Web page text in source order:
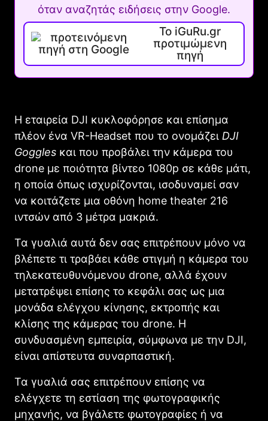
όταν αναζητάς ειδήσεις στην Google.
Το iGuRu.gr
προτιμώμενη
πηγή
Η εταιρεία DJI κυκλοφόρησε και επίσημα
πλέον ένα VR-Headset που το ονομάζει DJI
Goggles και που προβάλει την κάμερα του
drone με ποιότητα βίντεο 1080p σε κάθε μάτι,
η οποία όπως ισχυρίζονται, ισοδυναμεί σαν
να κοιτάζετε μια οθόνη home theater 216
ιντσών από 3 μέτρα μακριά.
Τα γυαλιά αυτά δεν σας επιτρέπουν μόνο να
βλέπετε τι τραβάει κάθε στιγμή η κάμερα του
τηλεκατευθυνόμενου drone, αλλά έχουν
μετατρέψει επίσης το κεφάλι σας ως μια
μονάδα ελέγχου κίνησης, εκτροπής και
κλίσης της κάμερας του drone. Η
συνδυασμένη εμπειρία, σύμφωνα με την DJI,
είναι απίστευτα συναρπαστική.
Τα γυαλιά σας επιτρέπουν επίσης να
ελέγχετε τη εστίαση της φωτογραφικής
μηχανής, να βγάλετε φωτογραφίες ή να